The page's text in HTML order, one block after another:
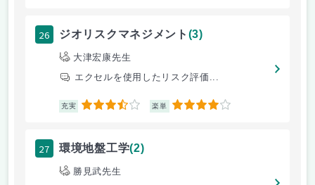
26 ジオリスクマネジメント (3)
大津宏康先生
エクセルを使用したリスク評価...
充実 3.5 楽単 4
27 環境地盤工学(2)
勝見武先生